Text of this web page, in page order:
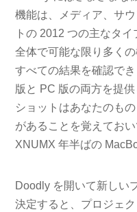
機能は、メディア、サ
トの 2012 つの主なタ
全体で可能な限り多く
すべての結果を確認で
版と PC 版の両方を提
ショットはあなたのも
があることを覚えてお
XNUMX 年半ばの
Doodly を開いて新しい
決定すると、プロジェ